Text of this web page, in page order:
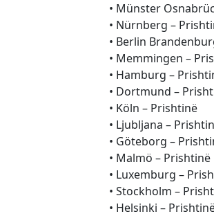
• Münster
• Nürnberg –
• Berlin
• Memmingen –
• Hamburg –
• Dortmund –
• Köln – Prishtinë
• Ljubljana –
• Göteborg –
• Malmö – Prishtinë
• Luxemburg –
• Stockholm –
• Helsinki –